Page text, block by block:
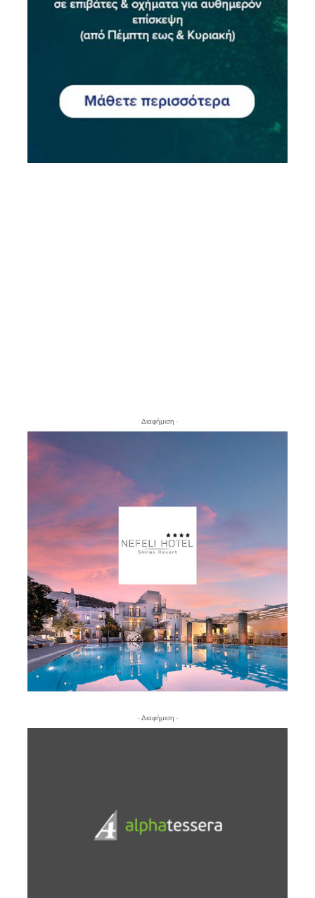
- Διαφήμιση -
- Διαφήμιση -